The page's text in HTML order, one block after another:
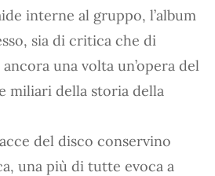
interne al gruppo, l’album
sia di critica che di
una volta un’opera del
miliari della storia della
del disco conservino
una più di tutte evoca a